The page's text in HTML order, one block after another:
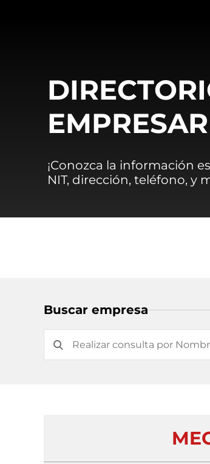
¡Conozca la información
NIT, dirección, teléfono, y
Buscar empresa